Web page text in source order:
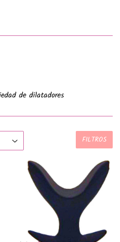
de dilatadores
FILTROS